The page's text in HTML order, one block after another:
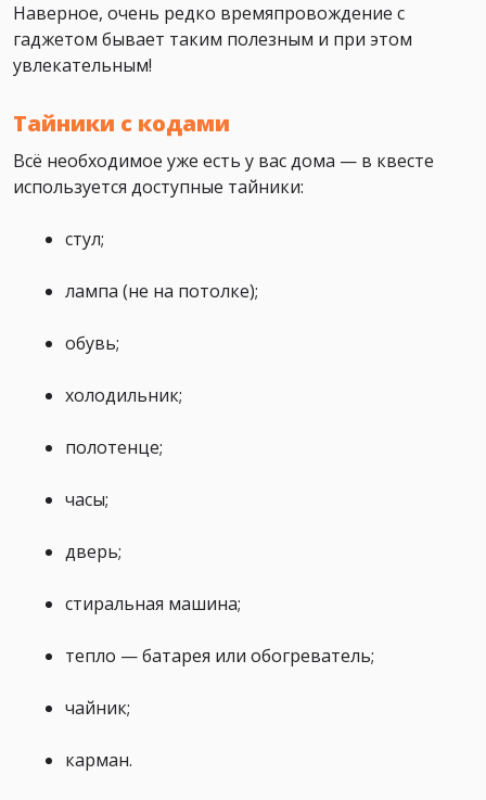
Наверное, очень редко времяпровождение с
гаджетом бывает таким полезным и при этом
увлекательным!
Тайники с кодами
Всё необходимое уже есть у вас дома — в квесте
используется доступные тайники:
стул;
лампа (не на потолке);
обувь;
холодильник;
полотенце;
часы;
дверь;
стиральная машина;
тепло — батарея или обогреватель;
чайник;
карман.